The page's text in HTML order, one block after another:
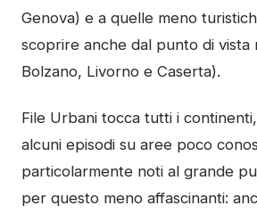
Genova) e a quelle meno
scoprire anche dal punto di vista
Bolzano, Livorno e Caserta).
File Urbani tocca tutti i
alcuni episodi su aree poco
particolarmente noti al grande
per questo meno affascinanti: